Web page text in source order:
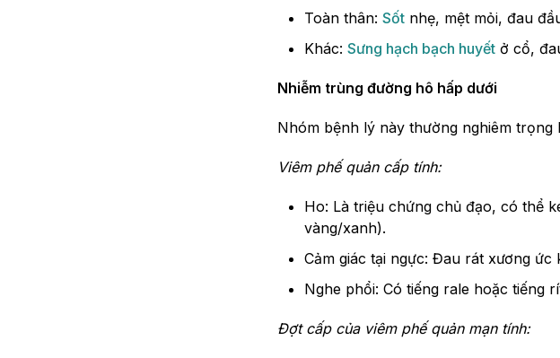
Toàn thân: Sốt nhẹ, mệt mỏi, đau
Khác: Sưng hạch bạch huyết ở cổ,
Nhiễm trùng đường hô hấp dưới
Nhóm bệnh lý này thường nghiêm
Viêm phế quản cấp tính:
Ho: Là triệu chứng chủ đạo, có thể
vàng/xanh).
Cảm giác tại ngực: Đau rát xương ức
Nghe phổi: Có tiếng rale hoặc tiếng
Đợt cấp của viêm phế quản mạn tính: